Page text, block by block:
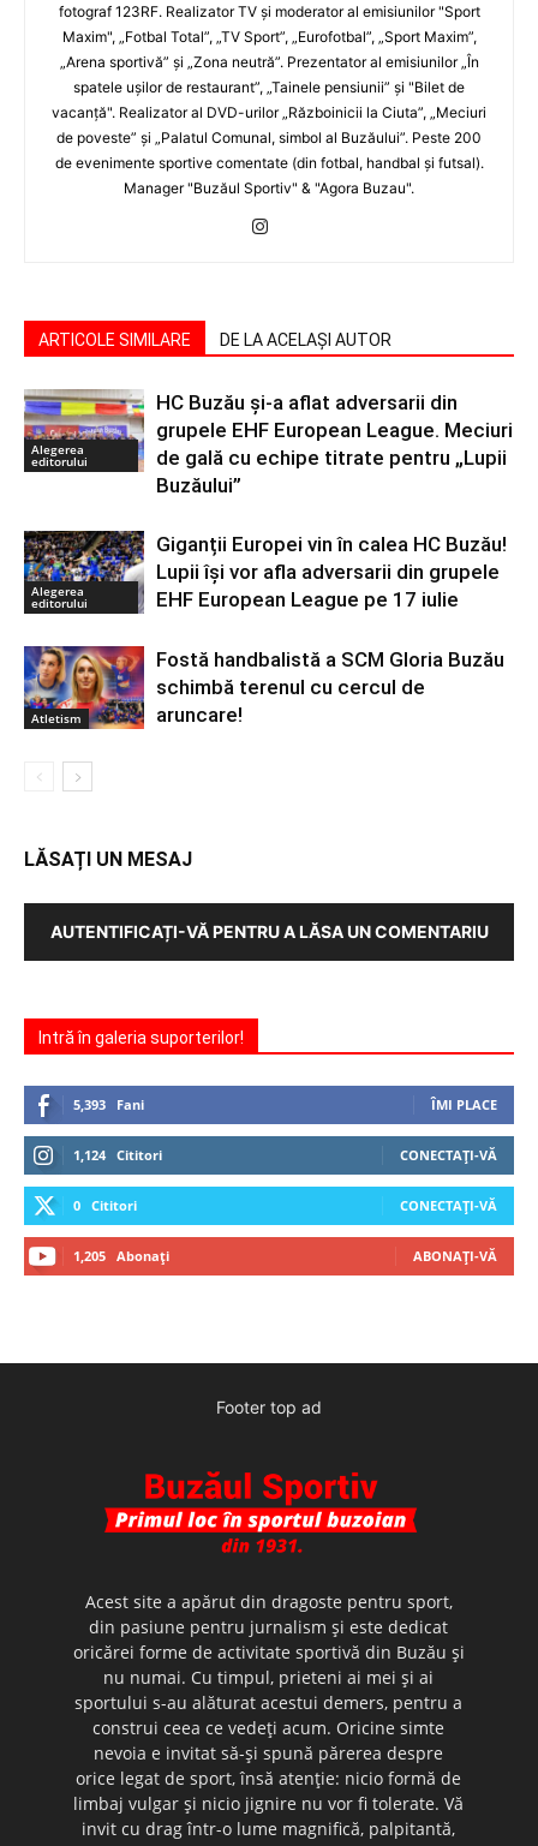
fotograf 123RF. Realizator TV şi moderator al emisiunilor "Sport
Maxim", „Fotbal Total”, „TV Sport”, „Eurofotbal”, „Sport Maxim”,
„Arena sportivă” şi „Zona neutră”. Prezentator al emisiunilor „În
spatele uşilor de restaurant”, „Tainele pensiunii” şi "Bilet de
vacanţă". Realizator al DVD-urilor „Războinicii la Ciuta”, „Meciuri
de poveste” şi „Palatul Comunal, simbol al Buzăului”. Peste 200
de evenimente sportive comentate (din fotbal, handbal şi futsal).
Manager "Buzăul Sportiv" & "Agora Buzau".
ARTICOLE SIMILARE DE LA ACELAȘI AUTOR
Alegerea
editorului
HC Buzău și-a aflat adversarii din
grupele EHF European League. Meciuri
de gală cu echipe titrate pentru „Lupii
Buzăului”
Alegerea
editorului
Giganții Europei vin în calea HC Buzău!
Lupii își vor afla adversarii din grupele
EHF European League pe 17 iulie
Atletism
Fostă handbalistă a SCM Gloria Buzău
schimbă terenul cu cercul de
aruncare!
LĂSAȚI UN MESAJ
AUTENTIFICAȚI-VĂ PENTRU A LĂSA UN COMENTARIU
Intră în galeria suporterilor!
5,393 Fani ÎMI PLACE
1,124 Cititori CONECTAȚI-VĂ
0 Cititori CONECTAȚI-VĂ
1,205 Abonați ABONAȚI-VĂ
Footer top ad
Acest site a apărut din dragoste pentru sport,
din pasiune pentru jurnalism şi este dedicat
oricărei forme de activitate sportivă din Buzău şi
nu numai. Cu timpul, prieteni ai mei şi ai
sportului s-au alăturat acestui demers, pentru a
construi ceea ce vedeţi acum. Oricine simte
nevoia e invitat să-şi spună părerea despre
orice legat de sport, însă atenţie: nicio formă de
limbaj vulgar şi nicio jignire nu vor fi tolerate. Vă
invit cu drag într-o lume magnifică, palpitantă,